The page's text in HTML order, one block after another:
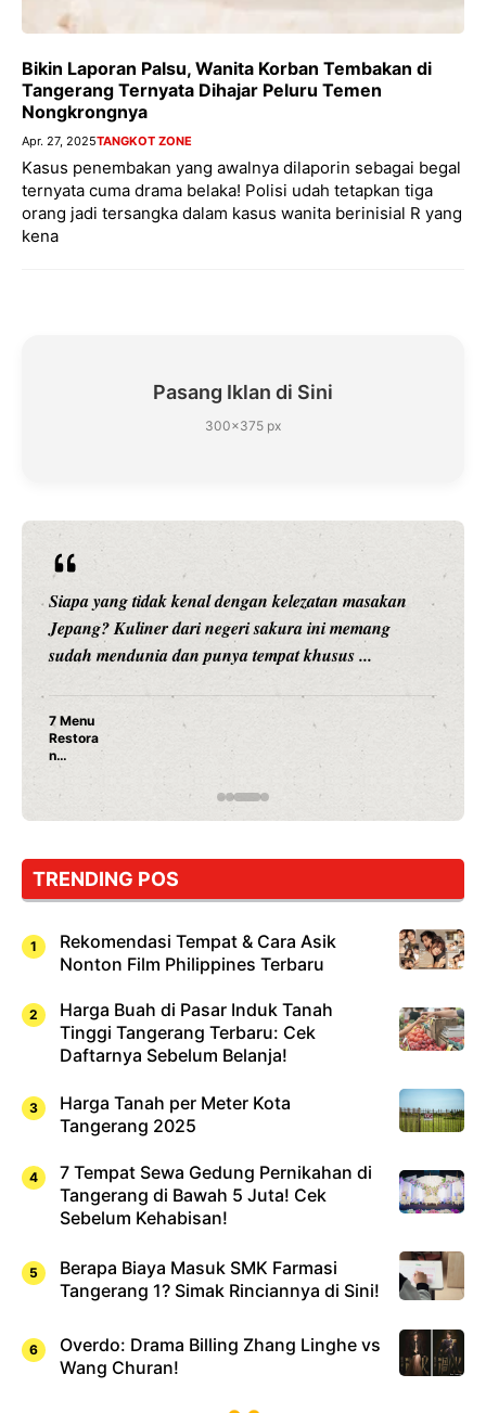
Bikin Laporan Palsu, Wanita Korban Tembakan di
Tangerang Ternyata Dihajar Peluru Temen
Nongkrongnya
Apr. 27, 2025TANGKOT ZONE
Kasus penembakan yang awalnya dilaporin sebagai begal
ternyata cuma drama belaka! Polisi udah tetapkan tiga
orang jadi tersangka dalam kasus wanita berinisial R yang
kena
Pasang Iklan di Sini
300×375 px
Siapa yang tidak kenal dengan kelezatan masakan
Jepang? Kuliner dari negeri sakura ini memang
sudah mendunia dan punya tempat khusus ...
7 Menu
Restora
n
Jepang
yang
Dicoba,
Cuma
Sushi!
TRENDING POS
Rekomendasi Tempat & Cara Asik
Nonton Film Philippines Terbaru
Harga Buah di Pasar Induk Tanah
Tinggi Tangerang Terbaru: Cek
Daftarnya Sebelum Belanja!
Harga Tanah per Meter Kota
Tangerang 2025
7 Tempat Sewa Gedung Pernikahan di
Tangerang di Bawah 5 Juta! Cek
Sebelum Kehabisan!
Berapa Biaya Masuk SMK Farmasi
Tangerang 1? Simak Rinciannya di Sini!
Overdo: Drama Billing Zhang Linghe vs
Wang Churan!